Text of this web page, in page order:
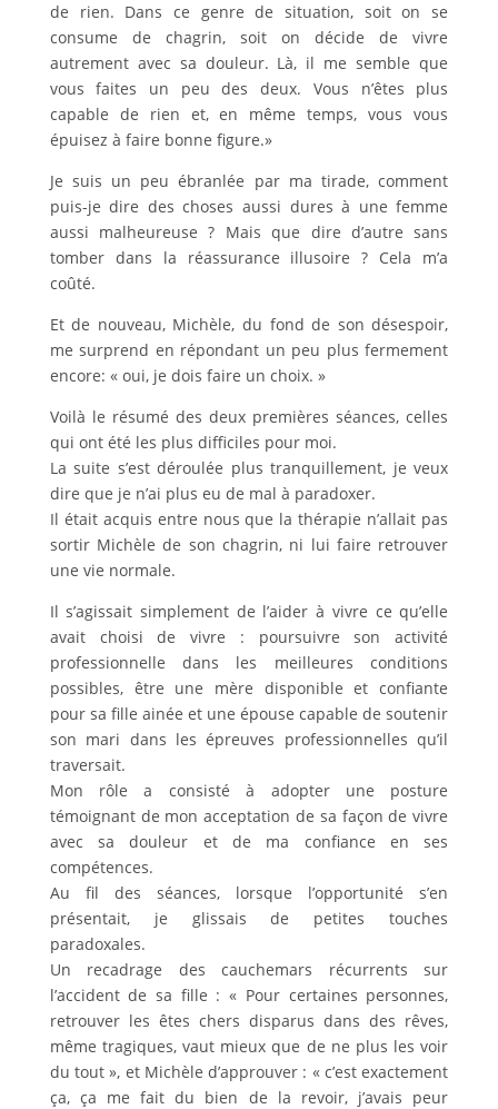
de rien. Dans ce genre de situation, soit on se
consume de chagrin, soit on décide de vivre
autrement avec sa douleur. Là, il me semble que
vous faites un peu des deux. Vous n’êtes plus
capable de rien et, en même temps, vous vous
épuisez à faire bonne figure.»
Je suis un peu ébranlée par ma tirade, comment
puis-je dire des choses aussi dures à une femme
aussi malheureuse ? Mais que dire d’autre sans
tomber dans la réassurance illusoire ? Cela m’a
coûté.
Et de nouveau, Michèle, du fond de son désespoir,
me surprend en répondant un peu plus fermement
encore: « oui, je dois faire un choix. »
Voilà le résumé des deux premières séances, celles
qui ont été les plus difficiles pour moi.
La suite s’est déroulée plus tranquillement, je veux
dire que je n’ai plus eu de mal à paradoxer.
Il était acquis entre nous que la thérapie n’allait pas
sortir Michèle de son chagrin, ni lui faire retrouver
une vie normale.
Il s’agissait simplement de l’aider à vivre ce qu’elle
avait choisi de vivre : poursuivre son activité
professionnelle dans les meilleures conditions
possibles, être une mère disponible et confiante
pour sa fille ainée et une épouse capable de soutenir
son mari dans les épreuves professionnelles qu’il
traversait.
Mon rôle a consisté à adopter une posture
témoignant de mon acceptation de sa façon de vivre
avec sa douleur et de ma confiance en ses
compétences.
Au fil des séances, lorsque l’opportunité s’en
présentait, je glissais de petites touches
paradoxales.
Un recadrage des cauchemars récurrents sur
l’accident de sa fille : « Pour certaines personnes,
retrouver les êtes chers disparus dans des rêves,
même tragiques, vaut mieux que de ne plus les voir
du tout », et Michèle d’approuver : « c’est exactement
ça, ça me fait du bien de la revoir, j’avais peur